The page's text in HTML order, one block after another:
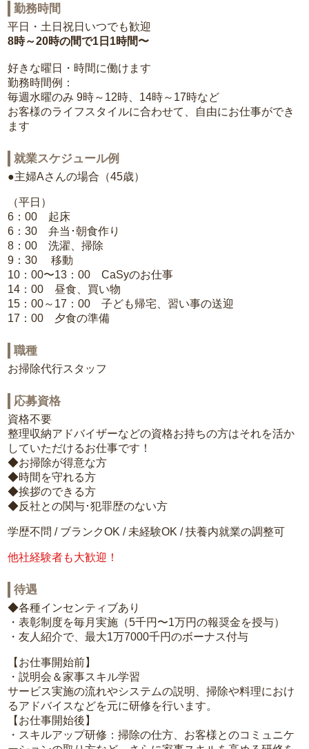
勤務時間
平日・土日祝日いつでも歓迎
8時～20時の間で1日1時間〜
好きな曜日・時間に働けます
勤務時間例：
毎週水曜のみ 9時～12時、14時～17時など
お客様のライフスタイルに合わせて、自由にお仕事ができ
ます
就業スケジュール例
●主婦Aさんの場合（45歳）
（平日）
6：00 起床
6：30 弁当･朝食作り
8：00 洗濯、掃除
9：30 移動
10：00〜13：00 CaSyのお仕事
14：00 昼食、買い物
15：00～17：00 子ども帰宅、習い事の送迎
17：00 夕食の準備
職種
お掃除代行スタッフ
応募資格
資格不要
整理収納アドバイザーなどの資格お持ちの方はそれを活か
していただけるお仕事です！
◆お掃除が得意な方
◆時間を守れる方
◆挨拶のできる方
◆反社との関与･犯罪歴のない方
学歴不問 / ブランクOK / 未経験OK / 扶養内就業の調整可
他社経験者も大歓迎！
待遇
◆各種インセンティブあり
・表彰制度を毎月実施（5千円〜1万円の報奨金を授与）
・友人紹介で、最大1万7000千円のボーナス付与
【お仕事開始前】
・説明会＆家事スキル学習
サービス実施の流れやシステムの説明、掃除や料理におけ
るアドバイスなどを元に研修を行います。
【お仕事開始後】
・スキルアップ研修：掃除の仕方、お客様とのコミュニケ